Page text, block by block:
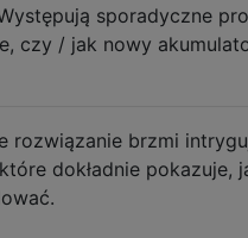
sporadyczne
czy / jak nowy
rozwiązanie brzmi
dokładnie